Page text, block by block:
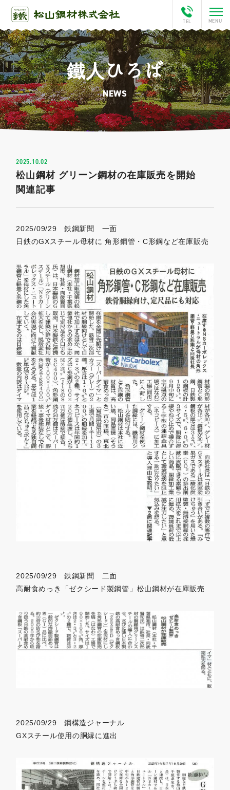
ホーム
会社案内
This is Matsuyama
アクセス
0479-57-3021
電話をかける
Webで
お問い合わせ
鐵人ひろば
NEWS
2025.10.02
松山鋼材 グリーン鋼材の在庫販売を開始
関連記事
2025/09/29 鉄鋼新聞 一面
日鉄のGXスチール母材に 角形鋼管・C形鋼など在庫販売
2025/09/29 鉄鋼新聞 二面
高耐食めっき「ゼクシード製鋼管」松山鋼材が在庫販売
2025/09/29 鋼構造ジャーナル
GXスチール使用の胴縁に進出